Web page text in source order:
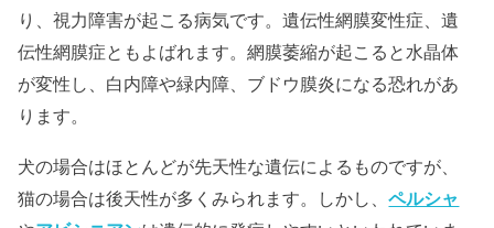
り、視力障害が起こる病気です。遺伝性網膜変性症、遺
伝性網膜症ともよばれます。網膜萎縮が起こると水晶体
が変性し、白内障や緑内障、ブドウ膜炎になる恐れがあ
ります。
犬の場合はほとんどが先天性な遺伝によるものですが、
猫の場合は後天性が多くみられます。しかし、ペルシャ